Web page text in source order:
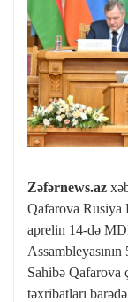
Zəfərnews.az
Qafarova Rusiya
aprelin 14-də
Sahibə Qafarova
təxribatları